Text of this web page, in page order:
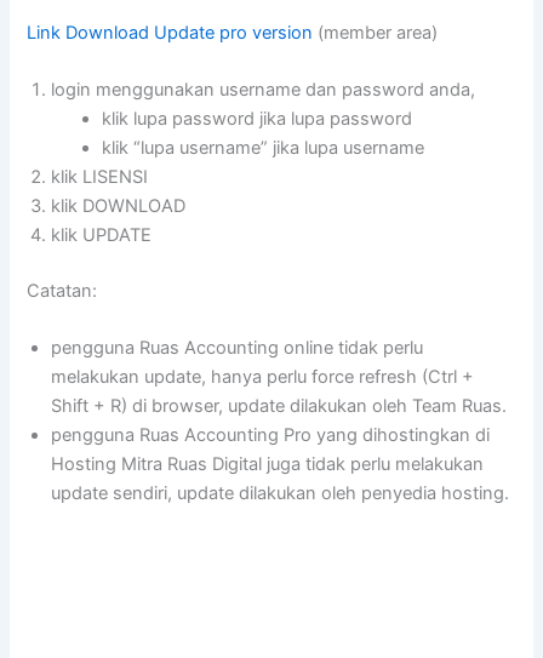
Link Download Update pro version (member area)
login menggunakan username dan password anda,
klik lupa password jika lupa password
klik “lupa username” jika lupa username
klik LISENSI
klik DOWNLOAD
klik UPDATE
Catatan:
pengguna Ruas Accounting online tidak perlu
melakukan update, hanya perlu force refresh (Ctrl +
Shift + R) di browser, update dilakukan oleh Team Ruas.
pengguna Ruas Accounting Pro yang dihostingkan di
Hosting Mitra Ruas Digital juga tidak perlu melakukan
update sendiri, update dilakukan oleh penyedia hosting.